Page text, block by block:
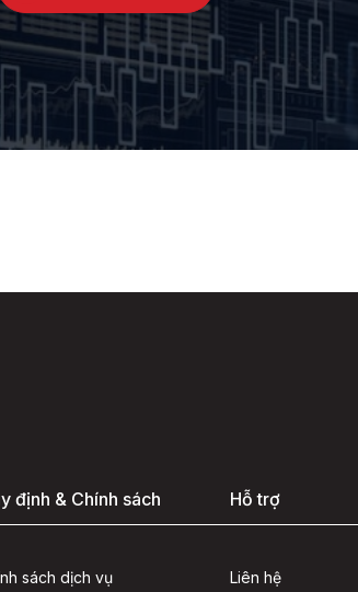
định & Chính sách
sách dịch vụ
Hỗ trợ
Liên hệ